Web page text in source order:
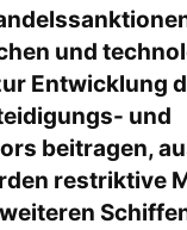
und
Entwicklung
und
beitragen,
restriktive